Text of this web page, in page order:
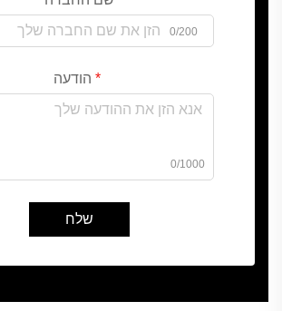
0/200
הודעה
0/1000
שלח